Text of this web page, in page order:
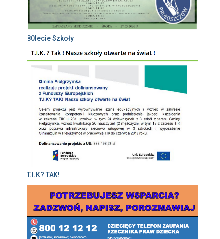
80lecie Szkoły
T.I.K? TAK!